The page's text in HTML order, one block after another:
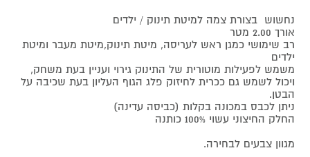
נחשוש בצורת צמה למיטת תינוק / ילדים
אורך 2.00 מטר
רב שימושי כמגן ראש לעריסה, מיטת תינוק,מיטת מעבר ומיטת
ילדים
משמש לפעילות מוטורית של התינוק גירוי ועניין בעת משחק,
ויכול לשמש גם ככרית לחיזוק פלג הגוף העליון בעת שכיבה על
הבטן.
ניתן לכבס במכונה בקלות (כביסה עדינה)
החלק החיצוני עשוי 100% כותנה
מגוון צבעים לבחירה.